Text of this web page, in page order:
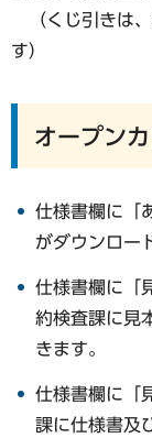
（くじ引きは
す）
オープン
仕様書欄に「
がダウンロー
仕様書欄に「
約検査課に見
きます。
仕様書欄に「
課に仕様書及